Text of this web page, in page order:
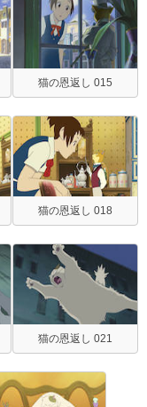
猫の恩返し 015
猫の恩返し 018
猫の恩返し 021